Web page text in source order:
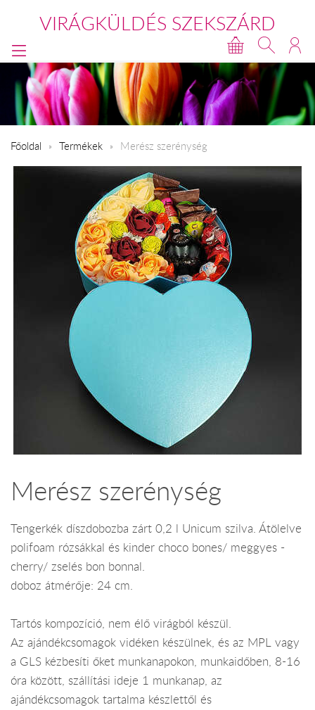
VIRÁGKÜLDÉS SZEKSZÁRD
Főoldal Termékek Merész szerénység
Merész szerénység
Tengerkék díszdobozba zárt 0,2 l Unicum szilva. Átölelve
polifoam rózsákkal és kinder choco bones/ meggyes -
cherry/ zselés bon bonnal.
doboz átmérője: 24 cm.
Tartós kompozíció, nem élő virágból készül.
Az ajándékcsomagok vidéken készülnek, és az MPL vagy
a GLS kézbesíti őket munkanapokon, munkaidőben, 8-16
óra között, szállítási ideje 1 munkanap, az
ajándékcsomagok tartalma készlettől és